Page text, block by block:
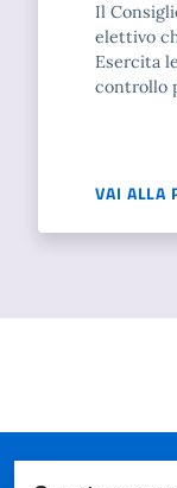
Il
elettivo
Esercita
controllo
VAI ALLA